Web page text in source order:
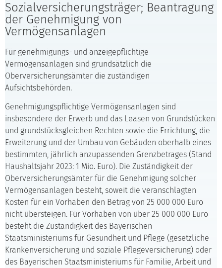
Sozialversicherungsträger; Beantragung
der Genehmigung von
Vermögensanlagen
Für genehmigungs- und anzeigepflichtige
Vermögensanlagen sind grundsätzlich die
Oberversicherungsämter die zuständigen
Aufsichtsbehörden.
Genehmigungspflichtige Vermögensanlagen sind
insbesondere der Erwerb und das Leasen von Grundstücken
und grundstücksgleichen Rechten sowie die Errichtung, die
Erweiterung und der Umbau von Gebäuden oberhalb eines
bestimmten, jährlich anzupassenden Grenzbetrages (Stand
Haushaltsjahr 2023: 1 Mio. Euro). Die Zuständigkeit der
Oberversicherungsämter für die Genehmigung solcher
Vermögensanlagen besteht, soweit die veranschlagten
Kosten für ein Vorhaben den Betrag von 25 000 000 Euro
nicht übersteigen. Für Vorhaben von über 25 000 000 Euro
besteht die Zuständigkeit des Bayerischen
Staatsministeriums für Gesundheit und Pflege (gesetzliche
Krankenversicherung und soziale Pflegeversicherung) oder
des Bayerischen Staatsministeriums für Familie, Arbeit und